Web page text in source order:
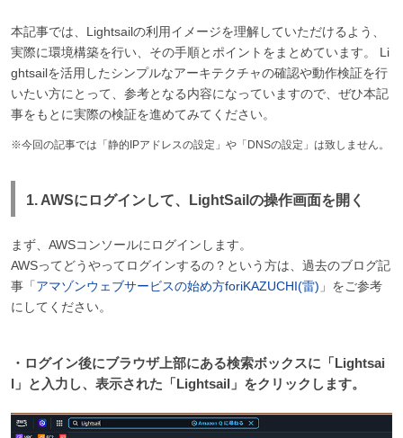
本記事では、Lightsailの利用イメージを理解していただけるよう、
実際に環境構築を行い、その手順とポイントをまとめています。 Li
ghtsailを活用したシンプルなアーキテクチャの確認や動作検証を行
いたい方にとって、参考となる内容になっていますので、ぜひ本記
事をもとに実際の検証を進めてみてください。
※今回の記事では「静的IPアドレスの設定」や「DNSの設定」は致しません。
1. AWSにログインして、LightSailの操作画面を開く
まず、AWSコンソールにログインします。
AWSってどうやってログインするの？という方は、過去のブログ記
事「アマゾンウェブサービスの始め方foriKAZUCHI(雷) 」をご参考
にしてください。
・ログイン後にブラウザ上部にある検索ボックスに「Lightsai
l」と入力し、表示された「Lightsail」をクリックします。